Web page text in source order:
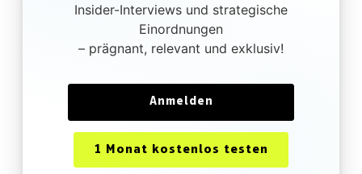
Insider-Interviews und strategische
Einordnungen
– prägnant, relevant und exklusiv!
Anmelden
1 Monat kostenlos testen